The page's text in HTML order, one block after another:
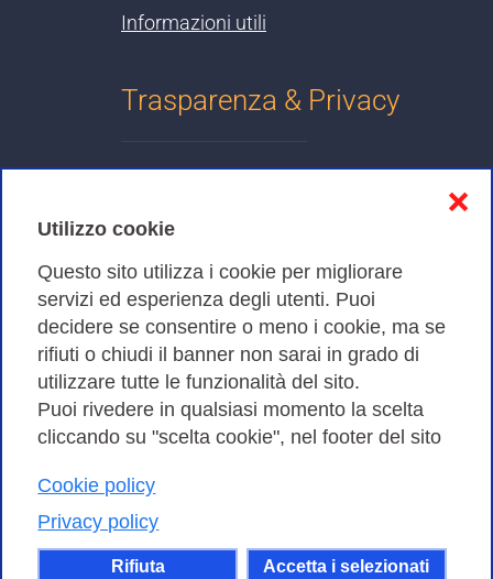
Utilizzo cookie
Questo sito utilizza i cookie per migliorare
servizi ed esperienza degli utenti. Puoi
decidere se consentire o meno i cookie, ma se
rifiuti o chiudi il banner non sarai in grado di
utilizzare tutte le funzionalità del sito.
Puoi rivedere in qualsiasi momento la scelta
cliccando su "scelta cookie", nel footer del sito
Cookie policy
Privacy policy
Rifiuta Accetta i selezionati
❌
Informazioni utili
Trasparenza & Privacy
Cookies Policy
Amministrazione trasparente
Bandi di Gara
Consortium GARR - Via dei Tizii, 6 - 00185 Roma | Tel.
| CF 97284570583 – PI 07577141000 | Codice
Destinatario 7EU9KEU |
Il contenuto di questo sito e' rilasciato, tranne dove